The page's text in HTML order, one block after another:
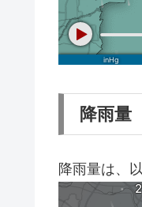
降雨量
降雨量は、